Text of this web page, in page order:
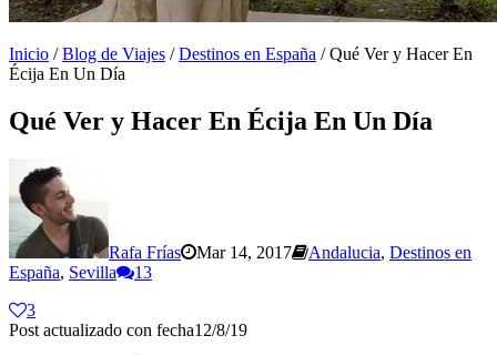
Inicio /Blog de Viajes /Destinos en España /Qué Ver y Hacer En
Écija En Un Día
Qué Ver y Hacer En Écija En Un Día
Rafa Frías Mar 14, 2017 Andalucia, Destinos en
España, Sevilla
13
3
Post actualizado con fecha12/8/19